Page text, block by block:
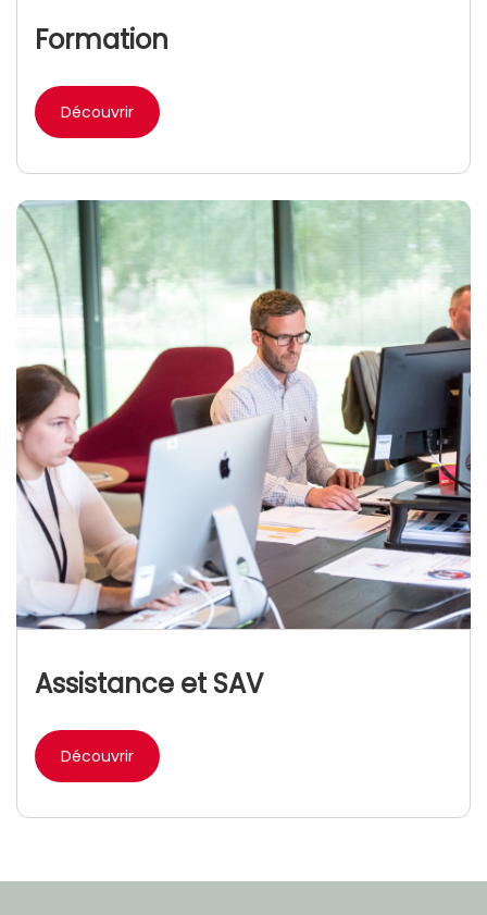
Formation
Découvrir
Assistance et SAV
Découvrir